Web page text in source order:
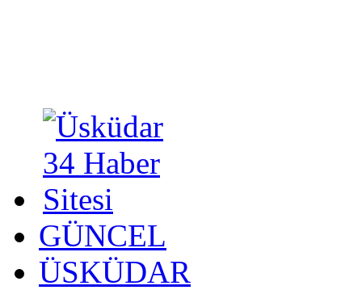
GÜNCEL
ÜSKÜDAR